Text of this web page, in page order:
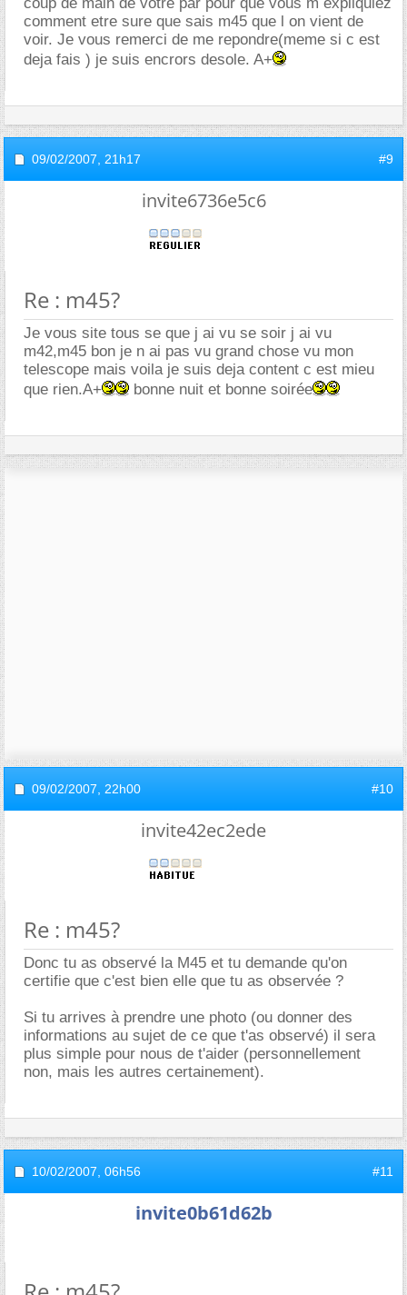
comment etre sure que sais m45 que l on vient de
voir. Je vous remerci de me repondre(meme si c est
deja fais ) je suis encrors desole. A+
09/02/2007, 21h17 #9
invite6736e5c6
Re : m45?
Je vous site tous se que j ai vu se soir j ai vu
m42,m45 bon je n ai pas vu grand chose vu mon
telescope mais voila je suis deja content c est mieu
que rien.A+
bonne nuit et bonne soirée
09/02/2007, 22h00 #10
invite42ec2ede
Re : m45?
Donc tu as observé la M45 et tu demande qu'on
certifie que c'est bien elle que tu as observée ?
Si tu arrives à prendre une photo (ou donner des
informations au sujet de ce que t'as observé) il sera
plus simple pour nous de t'aider (personnellement
non, mais les autres certainement).
10/02/2007, 06h56 #11
invite0b61d62b